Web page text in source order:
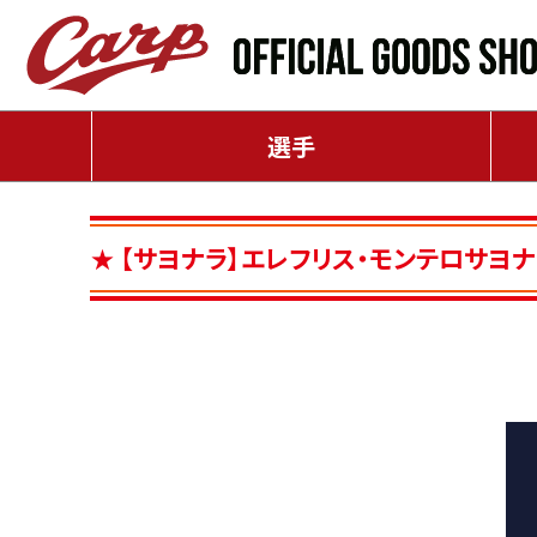
選手
【サヨナラ】エレフリス・モンテロ